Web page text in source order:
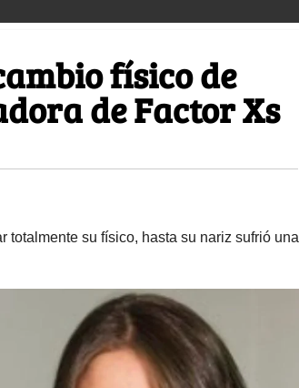
físico de
de Factor Xs
totalmente su físico, hasta su nariz sufrió una